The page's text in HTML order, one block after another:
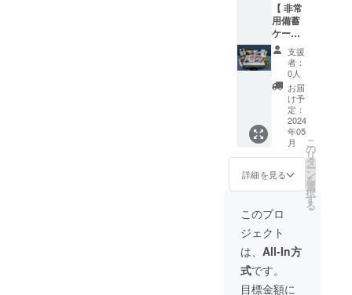
【 非常
用備蓄
ケース
（Emer
gency
Stockpi
le
Case）
】 １
人１
台、職
場や自
宅に置
いてお
けば安
心。
被災し
た際に
会社に
泊まる
こと
や、歩
いて自
支援
者：
0人
お届
け予
定：
2024
年05
月
詳細を見る
こ
の
リ
タ
ー
ン
を
選
択
す
る
このプロ
ジェクト
は、 All-In方
式です。
目標金額に